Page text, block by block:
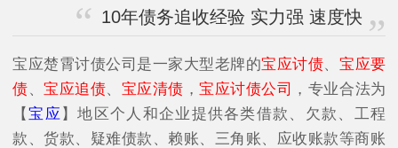
10年债务追收经验 实力强 速度快
宝应楚霄讨债公司是一家大型老牌的宝应讨债
宝应要
债 、宝应追债 宝应清债 ，宝应讨债公司 ，专业合法为
【宝应 】地区个人和企业提供各类借款、欠款、工程
款、货款、疑难债款、赖账、三角账、应收账款等商账